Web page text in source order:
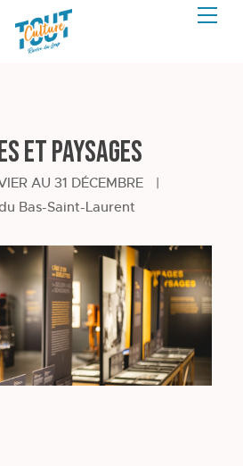
et paysages
AU 31 DÉCEMBRE
|
Bas-Saint-Laurent